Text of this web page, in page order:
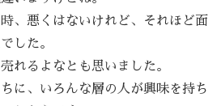
、悪くはないけれど、それほど面
した。
れるよなとも思いました。
に、いろんな層の人が興味を持ち